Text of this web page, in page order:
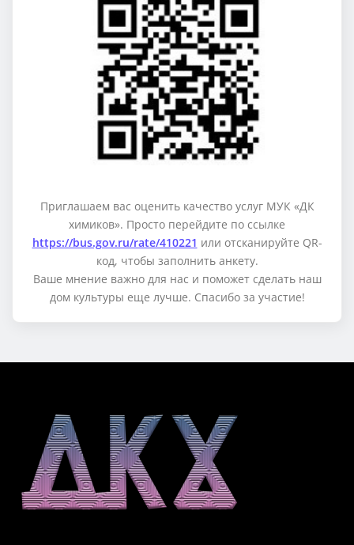
Приглашаем вас оценить качество услуг МУК «ДК
химиков». Просто перейдите по ссылке
https://bus.gov.ru/rate/410221 или отсканируйте QR-
код, чтобы заполнить анкету.
Ваше мнение важно для нас и поможет сделать наш
дом культуры еще лучше. Спасибо за участие!